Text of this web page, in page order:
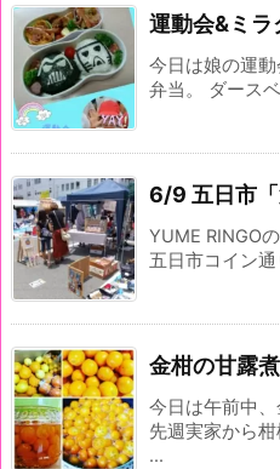
運動会&ミラ
今日は娘の運
弁当。 ダース
6/9 五日市「
YUME RINGO
五日市コイン
金柑の甘露
今日は午前中、
先週実家から
...